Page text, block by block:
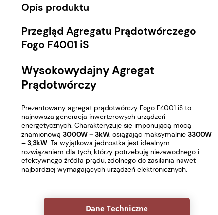
Opis produktu
Przegląd Agregatu Prądotwórczego
Fogo F4001 iS
Wysokowydajny Agregat
Prądotwórczy
Prezentowany agregat prądotwórczy Fogo F4001 iS to
najnowsza generacja inwerterowych urządzeń
energetycznych. Charakteryzuje się imponującą mocą
znamionową 3000W – 3kW, osiągając maksymalnie 3300W
– 3,3kW. Ta wyjątkowa jednostka jest idealnym
rozwiązaniem dla tych, którzy potrzebują niezawodnego i
efektywnego źródła prądu, zdolnego do zasilania nawet
najbardziej wymagających urządzeń elektronicznych.
Dane Techniczne